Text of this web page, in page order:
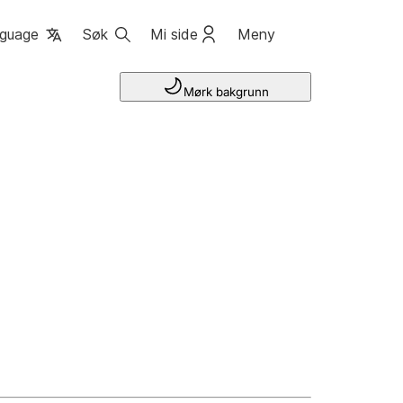
Søk Mi side Meny
Mørk bakgrunn